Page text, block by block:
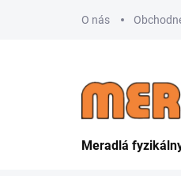
O nás
Meradlá